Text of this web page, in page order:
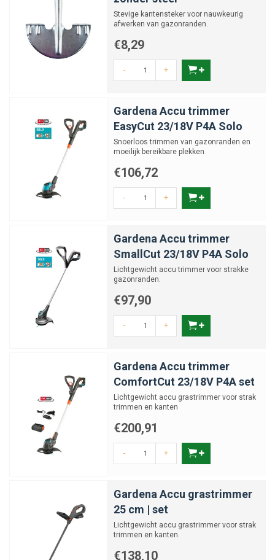
Stevige kantensteker voor nauwkeurig
afwerken van gazonranden.
€8,29
- +
Gardena Accu trimmer
EasyCut 23/18V P4A Solo
Snoerloos trimmen van gazonranden en
moeilijk bereikbare plekken
€106,72
- +
Gardena Accu trimmer
SmallCut 23/18V P4A Solo
Lichtgewicht accu trimmer voor strakke
gazonranden.
€97,90
- +
Gardena Accu trimmer
ComfortCut 23/18V P4A set
Lichtgewicht accu grastrimmer voor strak
trimmen en kanten
€200,91
- +
Gardena Accu grastrimmer
25 cm | set
Lichtgewicht accu grastrimmer voor strak
trimmen en kanten.
€138,10